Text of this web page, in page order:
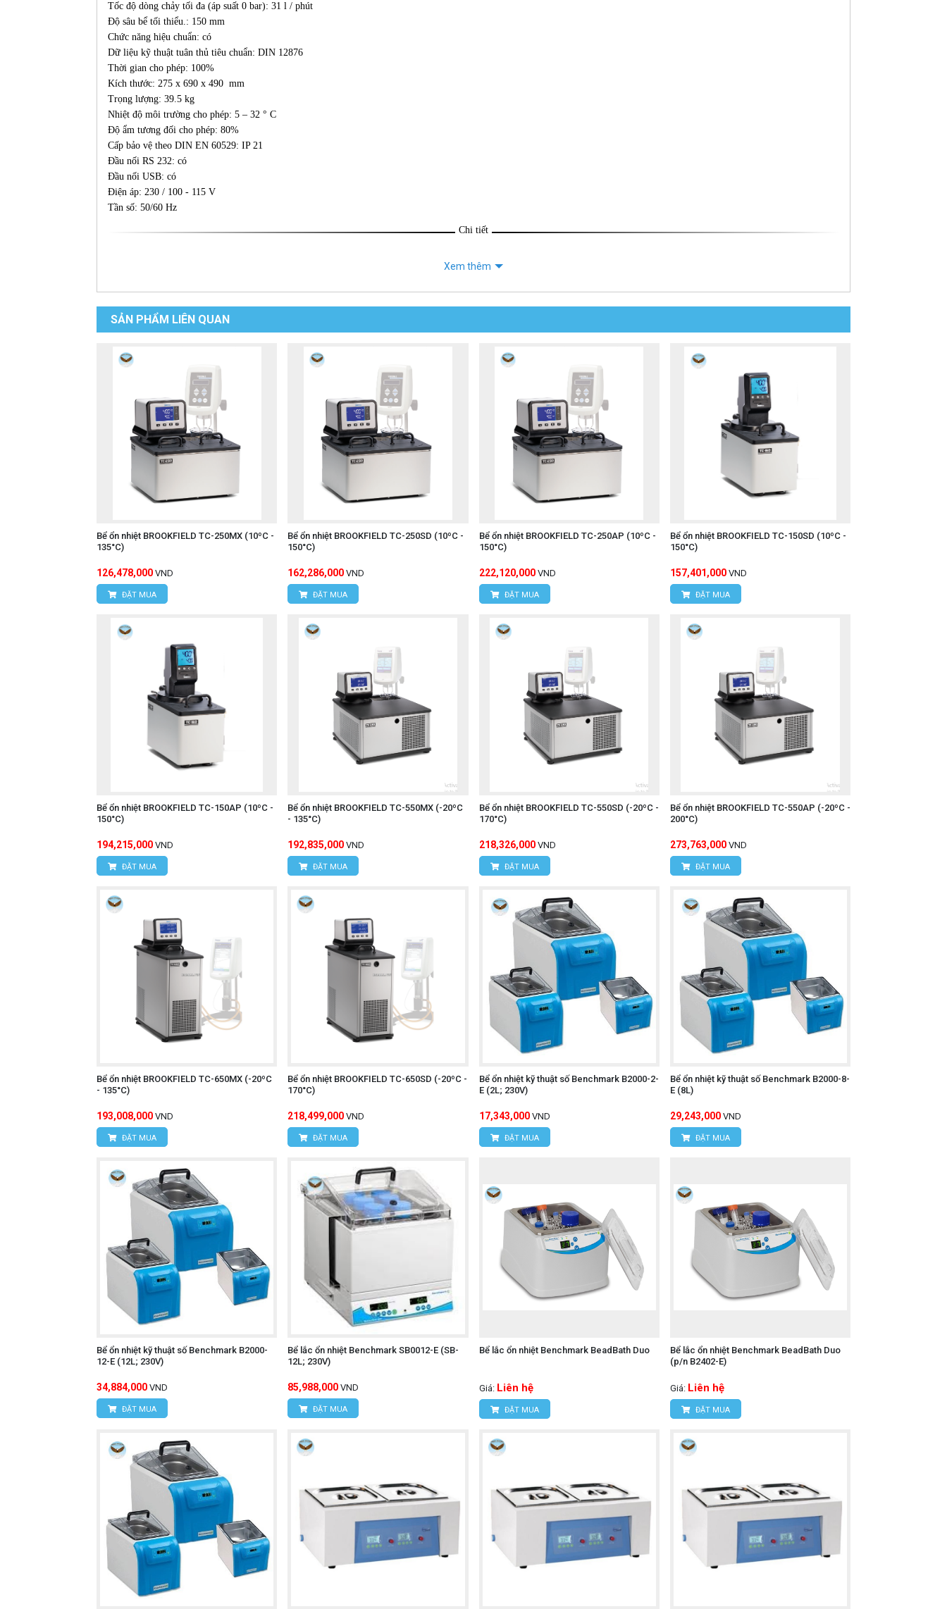
Tốc độ dòng chảy tối đa (áp suất 0 bar): 31 l / phút
Độ sâu bể tối thiểu.: 150 mm
Chức năng hiệu chuẩn: có
Dữ liệu kỹ thuật tuân thủ tiêu chuẩn: DIN 12876
Thời gian cho phép: 100%
Kích thước: 275 x 690 x 490 mm
Trọng lượng: 39.5 kg
Nhiệt độ môi trường cho phép: 5 – 32 ° C
Độ ẩm tương đối cho phép: 80%
Cấp bảo vệ theo DIN EN 60529: IP 21
Đầu nối RS 232: có
Đầu nối USB: có
Điện áp: 230 / 100 - 115 V
Tần số: 50/60 Hz
Chi tiết
Xem thêm
SẢN PHẨM LIÊN QUAN
Bể ổn nhiệt BROOKFIELD TC-250MX (10ºC -
135°C)
126,478,000 VND
ĐẶT MUA
Bể ổn nhiệt BROOKFIELD TC-250SD (10ºC -
150°C)
162,286,000 VND
ĐẶT MUA
Bể ổn nhiệt BROOKFIELD TC-250AP (10ºC -
150°C)
222,120,000 VND
ĐẶT MUA
Bể ổn nhiệt BROOKFIELD TC-150SD (10ºC -
150°C)
157,401,000 VND
ĐẶT MUA
Bể ổn nhiệt BROOKFIELD TC-150AP (10ºC -
150°C)
194,215,000 VND
ĐẶT MUA
Bể ổn nhiệt BROOKFIELD TC-550MX (-20ºC
- 135°C)
192,835,000 VND
ĐẶT MUA
Bể ổn nhiệt BROOKFIELD TC-550SD (-20ºC -
170°C)
218,326,000 VND
ĐẶT MUA
Bể ổn nhiệt BROOKFIELD TC-550AP (-20ºC -
200°C)
273,763,000 VND
ĐẶT MUA
Bể ổn nhiệt BROOKFIELD TC-650MX (-20ºC
- 135°C)
193,008,000 VND
ĐẶT MUA
Bể ổn nhiệt BROOKFIELD TC-650SD (-20ºC -
170°C)
218,499,000 VND
ĐẶT MUA
Bể ổn nhiệt kỹ thuật số Benchmark B2000-2-
E (2L; 230V)
17,343,000 VND
ĐẶT MUA
Bể ổn nhiệt kỹ thuật số Benchmark B2000-8-
E (8L)
29,243,000 VND
ĐẶT MUA
Bể ổn nhiệt kỹ thuật số Benchmark B2000-
12-E (12L; 230V)
34,884,000 VND
ĐẶT MUA
Bể lắc ổn nhiệt Benchmark SB0012-E (SB-
12L; 230V)
85,988,000 VND
ĐẶT MUA
Bể lắc ổn nhiệt Benchmark BeadBath Duo
Giá: Liên hệ
ĐẶT MUA
Bể lắc ổn nhiệt Benchmark BeadBath Duo
(p/n B2402-E)
Giá: Liên hệ
ĐẶT MUA